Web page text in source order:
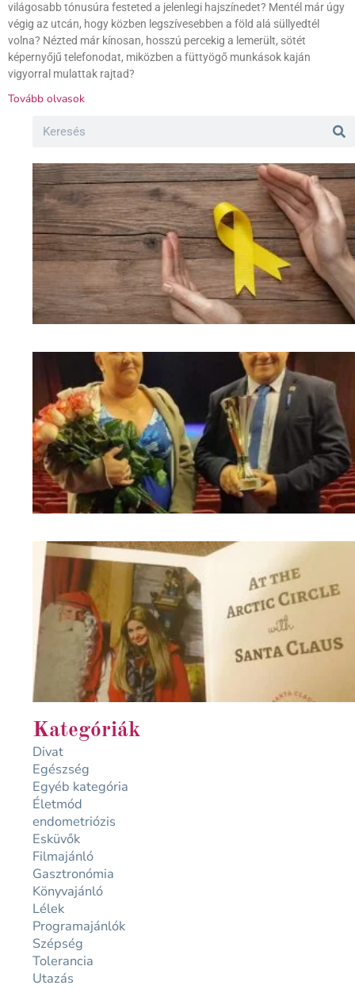
világosabb tónusúra festeted a jelenlegi hajszínedet? Mentél már úgy
végig az utcán, hogy közben legszívesebben a föld alá süllyedtél
volna? Nézted már kínosan, hosszú percekig a lemerült, sötét
képernyőjű telefonodat, miközben a füttyögő munkások kaján
vigyorral mulattak rajtad?
Tovább olvasok
Search
Kategóriák
Divat
Egészség
Egyéb kategória
Életmód
endometriózis
Esküvők
Filmajánló
Gasztronómia
Könyvajánló
Lélek
Programajánlók
Szépség
Tolerancia
Utazás